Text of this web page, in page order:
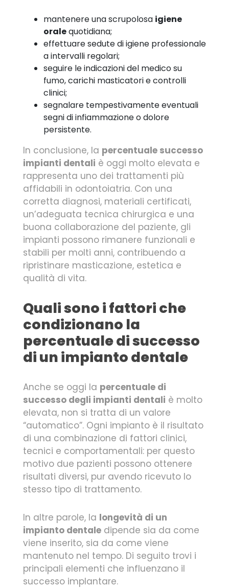
mantenere una scrupolosa igiene
oralequotidiana;
effettuare sedute di igiene professionale
a intervalli regolari;
seguire le indicazioni del medico su
fumo, carichi masticatori e controlli
clinici;
segnalare tempestivamente eventuali
segni di infiammazione o dolore
persistente.
In conclusione, la percentuale successo
impianti dentali è oggi molto elevata e
rappresenta uno dei trattamenti più
affidabili in odontoiatria. Con una
corretta diagnosi, materiali certificati,
un’adeguata tecnica chirurgica e una
buona collaborazione del paziente, gli
impianti possono rimanere funzionali e
stabili per molti anni, contribuendo a
ripristinare masticazione, estetica e
qualità di vita.
Quali sono i fattori che
condizionano la
percentuale di successo
di un impianto dentale
Anche se oggi la percentuale di
successo degli impianti dentali è molto
elevata, non si tratta di un valore
“automatico”. Ogni impianto è il risultato
di una combinazione di fattori clinici,
tecnici e comportamentali: per questo
motivo due pazienti possono ottenere
risultati diversi, pur avendo ricevuto lo
stesso tipo di trattamento.
In altre parole, la longevità di un
impianto dentale dipende sia da come
viene inserito, sia da come viene
mantenuto nel tempo. Di seguito trovi i
principali elementi che influenzano il
successo implantare.